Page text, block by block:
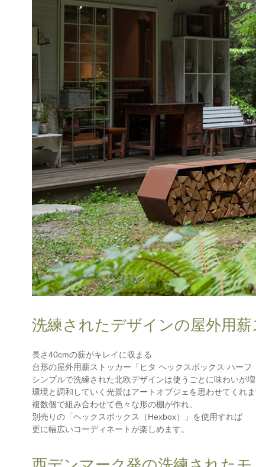
洗練されたデザインの屋外用
長さ40cmの薪がキレイに収まる
台形の屋外用薪ストッカー「ヒタ ヘックスボックス ハーフ
シンプルで洗練された北欧デザインは使うごとに味わいが増
環境と調和していく光景はアートオブジェを思わせてくれま
複数個で組み合わせて色々な形の棚が作れ、
別売りの「ヘックスボックス（Hexbox）」を使用すれば
更に幅広いコーディネートが楽しめます。